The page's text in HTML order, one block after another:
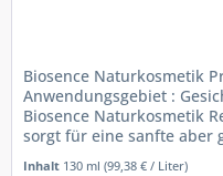
Biosence Naturkosmetik
Anwendungsgebiet :
Biosence Naturkosmetik
sorgt für eine sanfte aber
Inhalt 130 ml(99,38 € / Liter)